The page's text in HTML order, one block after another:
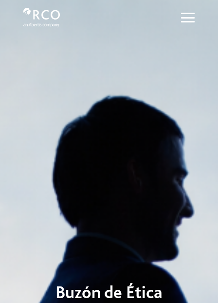
跳转到主内容
Buzón de Ética - Red Vía Corta
Buzón de Ética